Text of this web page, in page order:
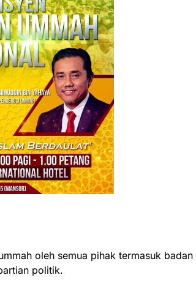
oleh semua pihak termasuk badan
politik.